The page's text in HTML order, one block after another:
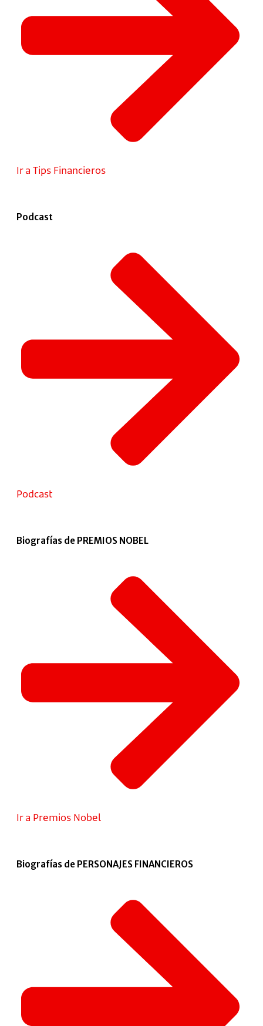
Ir a Tips Financieros
Podcast
Podcast
Biografías de PREMIOS NOBEL
Ir a Premios Nobel
Biografías de PERSONAJES FINANCIEROS